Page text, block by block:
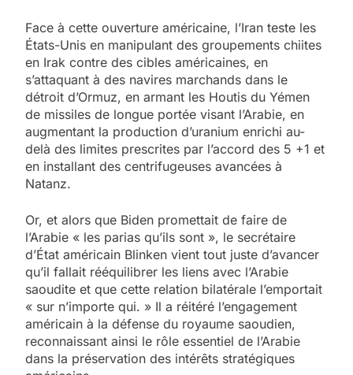
Face à cette ouverture américaine, l’Iran teste les
États-Unis en manipulant des groupements chiites
en Irak contre des cibles américaines, en
s’attaquant à des navires marchands dans le
détroit d’Ormuz, en armant les Houtis du Yémen
de missiles de longue portée visant l’Arabie, en
augmentant la production d’uranium enrichi au-
delà des limites prescrites par l’accord des 5 +1 et
en installant des centrifugeuses avancées à
Natanz.
Or, et alors que Biden promettait de faire de
l’Arabie « les parias qu’ils sont », le secrétaire
d’État américain Blinken vient tout juste d’avancer
qu’il fallait rééquilibrer les liens avec l’Arabie
saoudite et que cette relation bilatérale l’emportait
« sur n’importe qui. » Il a réitéré l’engagement
américain à la défense du royaume saoudien,
reconnaissant ainsi le rôle essentiel de l’Arabie
dans la préservation des intérêts stratégiques